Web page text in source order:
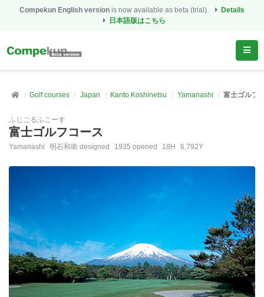
Compekun English version is now available as beta (trial).
Details
日本語版はこちら
Golf courses Japan Kanto Koshinetsu Yamanashi 富士ゴルフ
ふじごるふこーす
富士ゴルフコース
Yamanashi 明石和衛 designed 1935 opened 18H 6,792Y